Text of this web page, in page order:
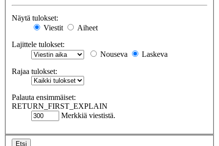
Näytä tulokset:
Viestit
Aiheet
Lajittele tulokset:
Nouseva
Laskeva
Rajaa tulokset:
Palauta ensimmäiset:
RETURN_FIRST_EXPLAIN
Merkkiä viestistä.